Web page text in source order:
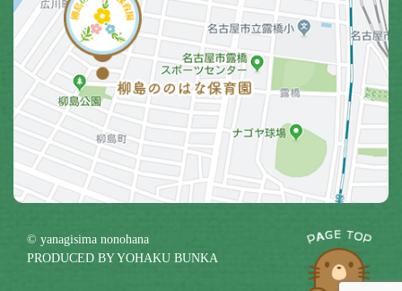
© yanagisima nonohana
PRODUCED BYYOHAKU BUNKA